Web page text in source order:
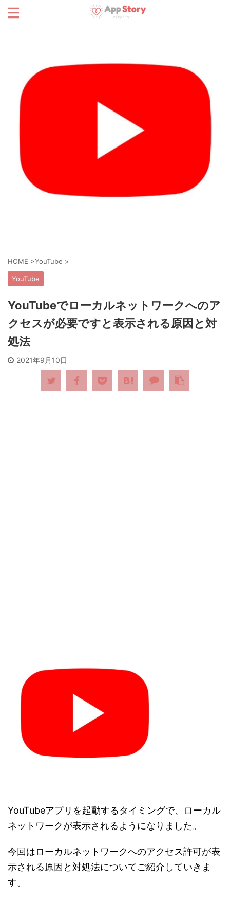
HOME >YouTube >
YouTube
YouTubeでローカルネットワークへのア
クセスが必要ですと表示される原因と対
処法
2021年9月10日
YouTubeアプリを起動するタイミングで、ローカル
ネットワークが表示されるようになりました。
今回はローカルネットワークへのアクセス許可が表
示される原因と対処法についてご紹介していきま
す。